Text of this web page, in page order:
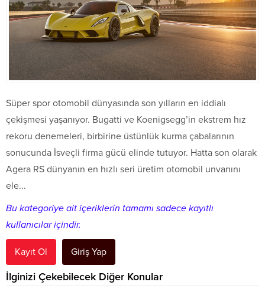
Süper spor otomobil dünyasında son yılların en iddialı
çekişmesi yaşanıyor. Bugatti ve Koenigsegg’in ekstrem hız
rekoru denemeleri, birbirine üstünlük kurma çabalarının
sonucunda İsveçli firma gücü elinde tutuyor. Hatta son olarak
Agera RS dünyanın en hızlı seri üretim otomobil unvanını
ele...
Bu kategoriye ait içeriklerin tamamı sadece kayıtlı
kullanıcılar içindir.
Kayıt Ol Giriş Yap
İlginizi Çekebilecek Diğer Konular